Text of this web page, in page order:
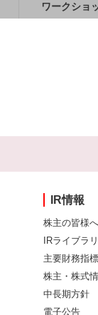
ワークショ
IR情報
株主の皆様へ
IRライブラリ
主要財務指標
株主・株式
中長期方針
電子公告